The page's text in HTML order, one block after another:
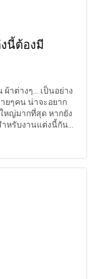
นี้ต้องมี
าต่างๆ... เป็นอย่าง
ยๆคน น่าจะอยาก
หญ่มากที่สุด หากยัง
ำหรับงานแต่งนี้กัน